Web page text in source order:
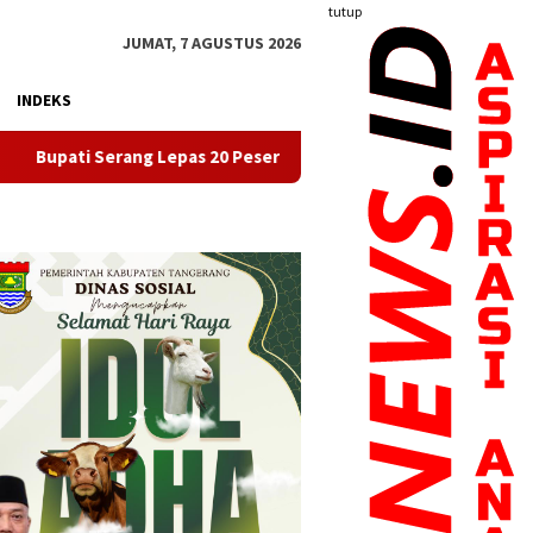
tutup
JUMAT, 7 AGUSTUS 2026
INDEKS
20 Peserta Pendidikan Kaligrafi ke Lemka Sukabumi